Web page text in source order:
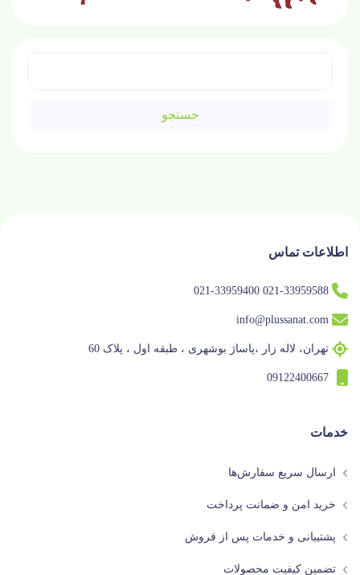
اطلاعات تماس
021-33959588 021-33959400
info@plussanat.com
تهران، لاله زار ،پاساژ بوشهری ، طبقه اول ، پلاک 60
09122400667
خدمات
ارسال سریع سفارش‌ها
خرید امن و ضمانت پرداخت
پشتیبانی و خدمات پس از فروش
تضمین کیفیت محصولات